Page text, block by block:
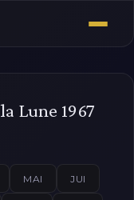
Lune 1967
MAI JUI